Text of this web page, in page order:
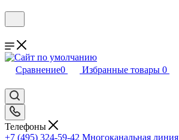
Сравнение0 Избранные товары 0
Телефоны
+7 (495) 324-59-42 Многоканальная линия